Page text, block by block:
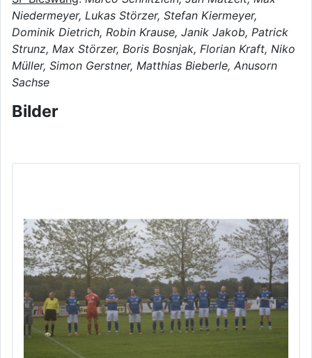
Niedermeyer, Lukas Störzer, Stefan Kiermeyer,
Dominik Dietrich, Robin Krause, Janik Jakob, Patrick
Strunz, Max Störzer, Boris Bosnjak, Florian Kraft, Niko
Müller, Simon Gerstner, Matthias Bieberle, Anusorn
Sachse
Bilder